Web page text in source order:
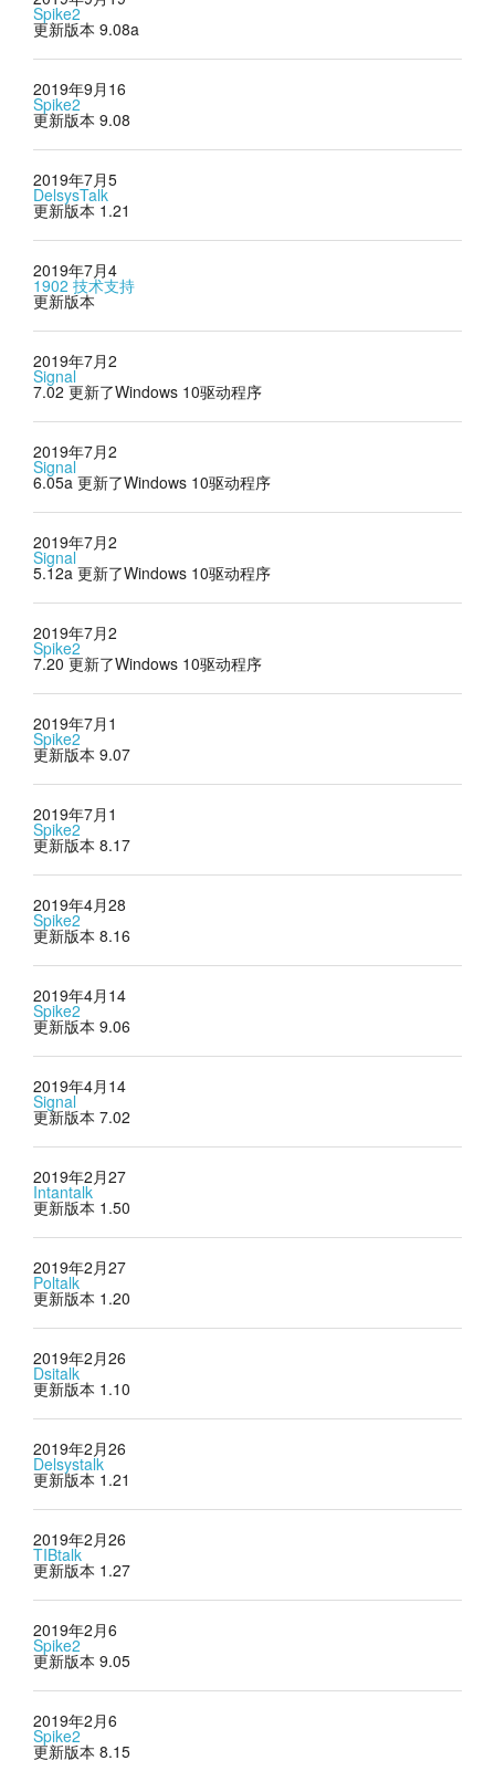
Spike2
更新版本 9.08a
2019年9月16
Spike2
更新版本 9.08
2019年7月5
DelsysTalk
更新版本 1.21
2019年7月4
1902 技术支持
更新版本
2019年7月2
Signal
7.02 更新了Windows 10驱动程序
2019年7月2
Signal
6.05a 更新了Windows 10驱动程序
2019年7月2
Signal
5.12a 更新了Windows 10驱动程序
2019年7月2
Spike2
7.20 更新了Windows 10驱动程序
2019年7月1
Spike2
更新版本 9.07
2019年7月1
Spike2
更新版本 8.17
2019年4月28
Spike2
更新版本 8.16
2019年4月14
Spike2
更新版本 9.06
2019年4月14
Signal
更新版本 7.02
2019年2月27
Intantalk
更新版本 1.50
2019年2月27
Poltalk
更新版本 1.20
2019年2月26
Dsitalk
更新版本 1.10
2019年2月26
Delsystalk
更新版本 1.21
2019年2月26
TIBtalk
更新版本 1.27
2019年2月6
Spike2
更新版本 9.05
2019年2月6
Spike2
更新版本 8.15